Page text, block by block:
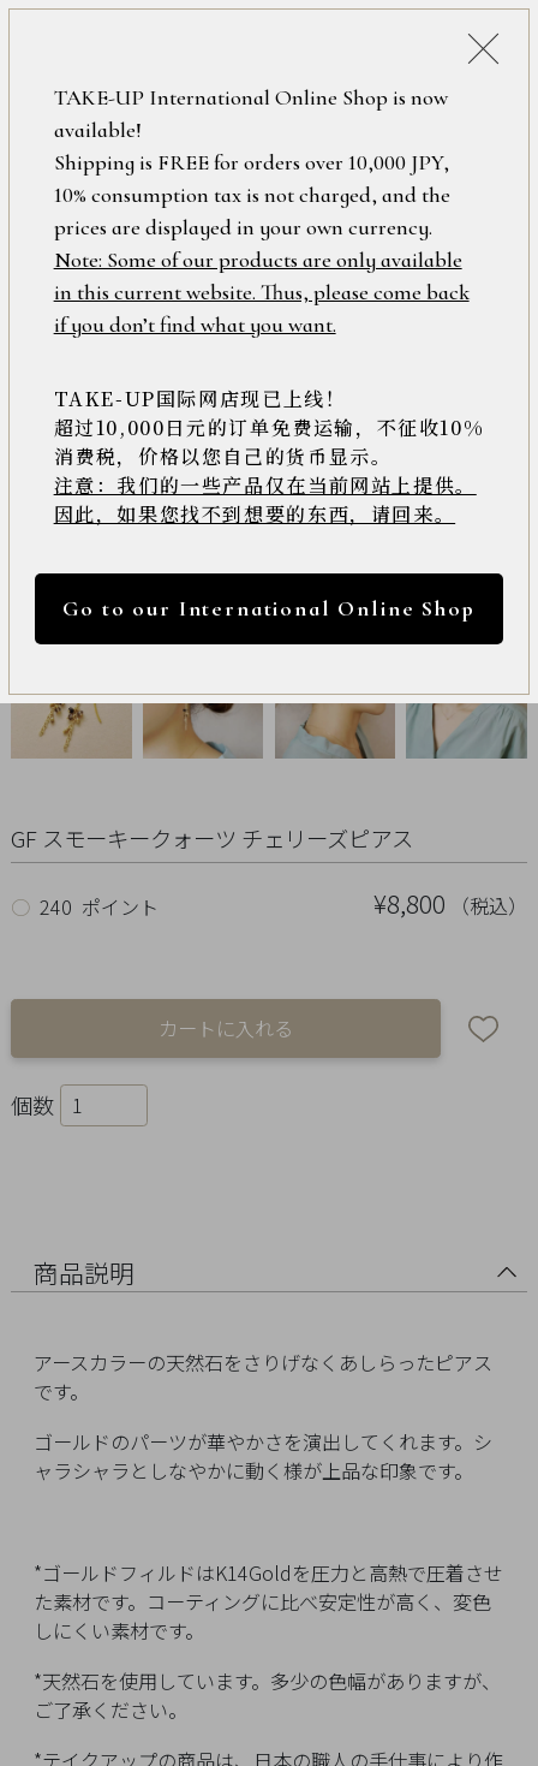
GF スモーキークォーツ チェリーズピアス
¥8,800 （税込）
○ 240 ポイント
個数
商品説明
アースカラーの天然石をさりげなくあしらったピアス
です。
ゴールドのパーツが華やかさを演出してくれます。シ
ャラシャラとしなやかに動く様が上品な印象です。
*ゴールドフィルドはK14Goldを圧力と高熱で圧着させ
た素材です。コーティングに比べ安定性が高く、変色
しにくい素材です。
*天然石を使用しています。多少の色幅がありますが、
ご了承ください。
フリーワード
在庫なし含む
アイテム
リセット
ロ
グ
イ
ン
/
新
規
会
登
録
>>
Online
Shop
Item
ALL
Earrings
Ring
Pick
マ
イ
ペ
ー
ジ
TAKE-UP International Online Shop is now
available!
Shipping is FREE for orders over 10,000 JPY,
10% consumption tax is not charged, and the
prices are displayed in your own currency.
Note: Some of our products are only available
in this current website. Thus, please come back
if you don’t find what you want.
TAKE-UP国际网店现已上线！
超过10,000日元的订单免费运输，不征收10%
消费税，价格以您自己的货币显示。
注意：我们的一些产品仅在当前网站上提供。
因此，如果您找不到想要的东西，请回来。
Go to our International Online Shop